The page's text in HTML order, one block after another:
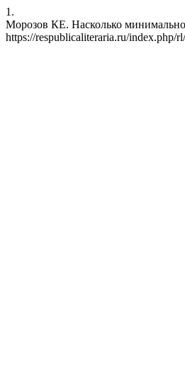
1.
Морозов КЕ. Насколько минимально
https://respublicaliteraria.ru/index.php/